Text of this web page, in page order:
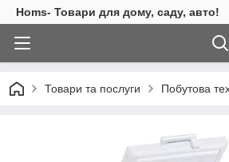
Homs- Товари для дому, саду, авто!
Товари та послуги Побутова